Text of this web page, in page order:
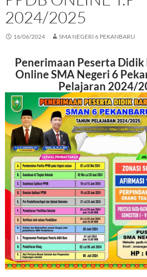
2024/2025
16/06/2024 SMA NEGERI 6 PEKANBARU
Penerimaan Peserta Didik
Online SMA Negeri 6
Pelajaran 2024/